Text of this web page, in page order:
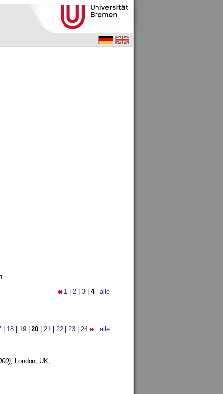
1 2 3 4 alle
18 19 20 21 22 23 24 alle
London, UK,